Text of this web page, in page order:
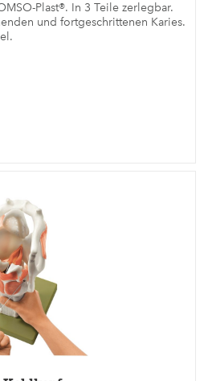
Plast®. In 3 Teile zerlegbar.
und fortgeschrittenen Karies.